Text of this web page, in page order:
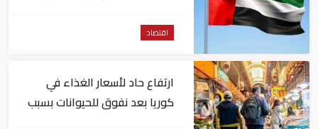
اقتصاد
ارتفاع حاد لأسعار الغذاء في
كوريا بعد نفوق للحيوانات بسبب